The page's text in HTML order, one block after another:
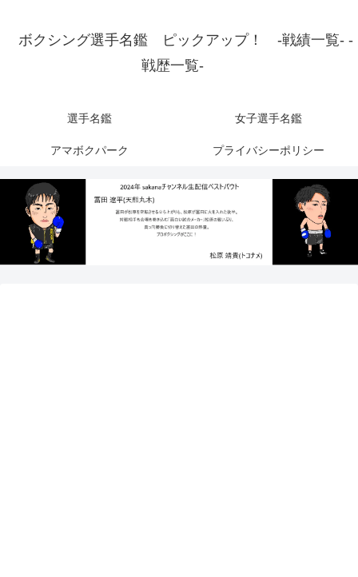
ボクシング選手名鑑 ピックアップ！ -戦績一覧- -
戦歴一覧-
選手名鑑 女子選手名鑑
アマボクパーク プライバシーポリシー